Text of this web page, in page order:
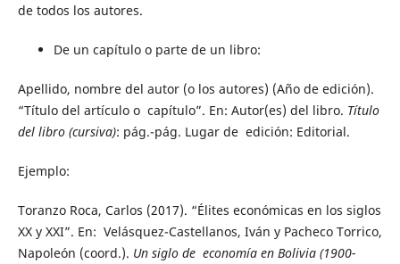
de todos los autores.
De un capítulo o parte de un libro:
Apellido, nombre del autor (o los autores) (Año de edición).
“Título del artículo o capítulo”. En: Autor(es) del libro. Título
del libro (cursiva): pág.-pág. Lugar de edición: Editorial.
Ejemplo:
Toranzo Roca, Carlos (2017). “Élites económicas en los siglos
XX y XXI”. En: Velásquez-Castellanos, Iván y Pacheco Torrico,
Napoleón (coord.). Un siglo de economía en Bolivia (1900-